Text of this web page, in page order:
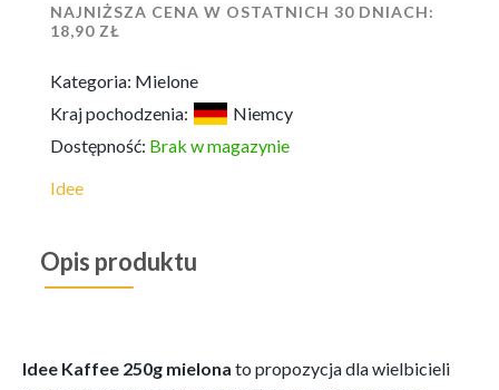
NAJNIŻSZA CENA W OSTATNICH 30 DNIACH:
18,90 ZŁ
Kategoria: Mielone
Kraj pochodzenia:
Niemcy
Dostępność: Brak w magazynie
Idee
Opis produktu
Idee Kaffee 250g mielona to propozycja dla wielbicieli